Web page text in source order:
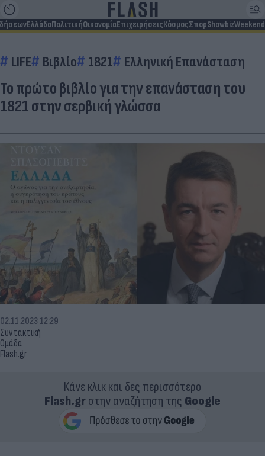
ΕλλάδαΠολιτικήΟικονομίαΕπιχειρήσειςΚόσμοςΣπορShowbizWeekend
LIFE Βιβλίο 1821 Ελληνική Επανάσταση
To πρώτο βιβλίο για την επανάσταση του
1821 στην σερβική γλώσσα
Συντακτική
Ομάδα
Flash.gr
02.11.2023 12:29
Κάνε κλικ και δες περισσότερο
Flash.grστην αναζήτηση της Google